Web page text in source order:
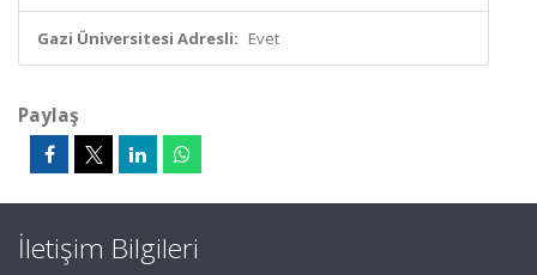
Gazi Üniversitesi Adresli: Evet
Paylaş
İletişim Bilgileri